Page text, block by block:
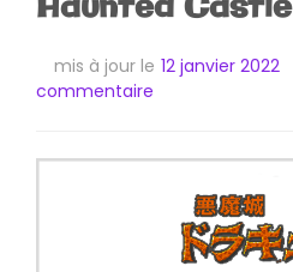
mis à jour le 12 janvier 2022
commentaire
Dracula
Haunted
Castle